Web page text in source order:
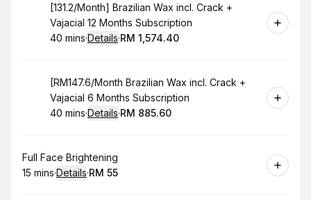
Book
[131.2/Month] Brazilian Wax incl. Crack +
Vajacial 12 Months Subscription
.Duration:
40 mins·Details·
.Price:
RM 1,574.40
Book
[RM147.6/Month Brazilian Wax incl. Crack +
Vajacial 6 Months Subscription
.Duration:
40 mins·Details·
.Price:
RM 885.60
Book
Full Face Brightening
.Duration:
15 mins·Details·
.Price
RM 55